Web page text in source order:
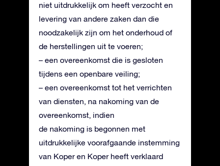
niet uitdrukkelijk om heeft verzocht en
levering van andere zaken dan die
noodzakelijk zijn om het onderhoud of
de herstellingen uit te voeren;
– een overeenkomst die is gesloten
tijdens een openbare veiling;
– een overeenkomst tot het verrichten
van diensten, na nakoming van de
overeenkomst, indien
de nakoming is begonnen met
uitdrukkelijke voorafgaande instemming
van Koper en Koper heeft verklaard